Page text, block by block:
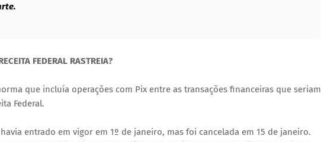
FEDERAL RASTREIA?
que incluía operações com Pix entre as transações financeiras que seriam
Federal.
entrado em vigor em 1º de janeiro, mas foi cancelada em 15 de janeiro.